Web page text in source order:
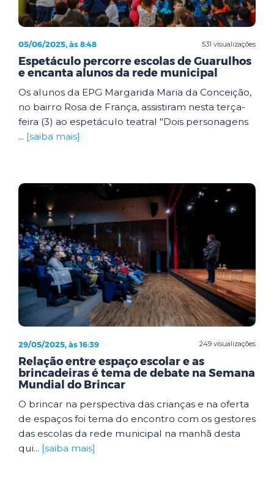
531 visualizações
05/06/2025, às 8:48
Espetáculo percorre escolas de Guarulhos
e encanta alunos da rede municipal
Os alunos da EPG Margarida Maria da Conceição,
no bairro Rosa de França, assistiram nesta terça-
feira (3) ao espetáculo teatral "Dois personagens
... [saiba mais]
249 visualizações
29/05/2025, às 16:39
Relação entre espaço escolar e as
brincadeiras é tema de debate na Semana
Mundial do Brincar
O brincar na perspectiva das crianças e na oferta
de espaços foi tema do encontro com os gestores
das escolas da rede municipal na manhã desta
qui... [saiba mais]